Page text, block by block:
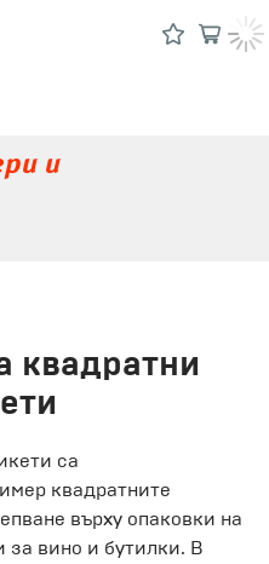
и
квадратни
са
квадратните
върху опаковки на
за вино и бутилки. В